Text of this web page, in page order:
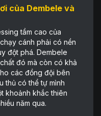
của Dembele và
tầm cao của
cánh phải có nền
đột phá. Dembele
đó mà còn có khả
các đồng đội bên
thủ có thể tự mình
khoảnh khắc thiên
năm qua.